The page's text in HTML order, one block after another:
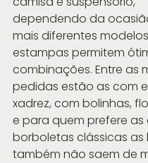
dependendo da
mais diferentes
estampas permitem
combinações. Entre as
pedidas estão as com
xadrez, com bolinhas,
e para quem prefere
borboletas clássicas as
também não saem de